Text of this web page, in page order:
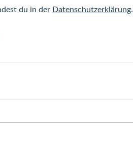
du in der Datenschutzerklärung.